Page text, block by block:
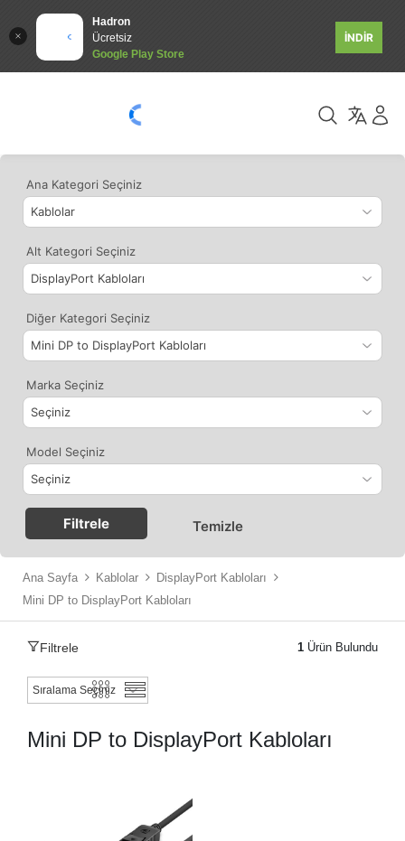
Hadron
Ücretsiz
Google Play Store
İNDİR
Ana Kategori Seçiniz
Alt Kategori Seçiniz
Diğer Kategori Seçiniz
Marka Seçiniz
Model Seçiniz
Filtrele Temizle
Ana Sayfa Kablolar
DisplayPort Kabloları
Mini DP to DisplayPort Kabloları
Filtrele 1 Ürün Bulundu
Mini DP to DisplayPort Kabloları